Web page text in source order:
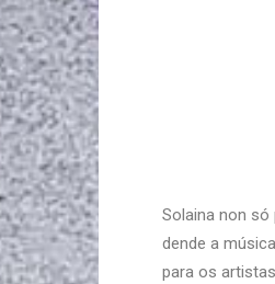
Solaina non
dende a
para os